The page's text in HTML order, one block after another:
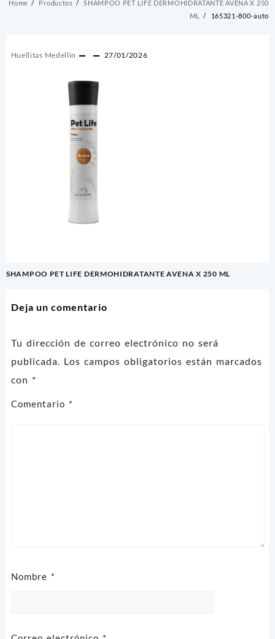
Home Productos
SHAMPOO PET LIFE DERMOHIDRATANTE AVENA X 250
ML
165321-800-auto
Huellitas Medellin 27/01/2026
Navegación
SHAMPOO PET LIFE DERMOHIDRATANTE AVENA X 250 ML
Deja un comentario
Tu dirección de correo electrónico no será
publicada. Los campos obligatorios están marcados
con *
Comentario *
Nombre *